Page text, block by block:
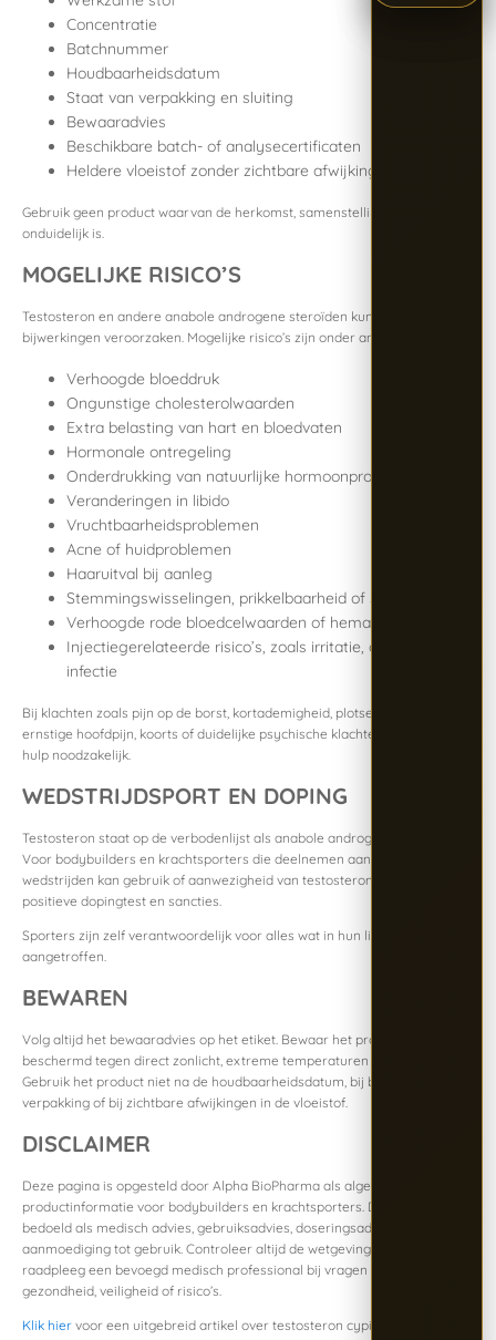
Concentratie
Batchnummer
Houdbaarheidsdatum
Staat van verpakking en sluiting
Bewaaradvies
Beschikbare batch- of analysecertificaten
Heldere vloeistof zonder zichtbare afwijkingen
Gebruik geen product waarvan de herkomst, samenstelling of kwaliteit
onduidelijk is.
MOGELIJKE RISICO’S
Testosteron en andere anabole androgene steroïden kunnen serieuze
bijwerkingen veroorzaken. Mogelijke risico’s zijn onder andere:
Verhoogde bloeddruk
Ongunstige cholesterolwaarden
Extra belasting van hart en bloedvaten
Hormonale ontregeling
Onderdrukking van natuurlijke hormoonproductie
Veranderingen in libido
Vruchtbaarheidsproblemen
Acne of huidproblemen
Haaruitval bij aanleg
Stemmingswisselingen, prikkelbaarheid of somberheid
Verhoogde rode bloedcelwaarden of hematocriet
Injectiegerelateerde risico’s, zoals irritatie, ontsteking of
infectie
Bij klachten zoals pijn op de borst, kortademigheid, plotselinge zwelling,
ernstige hoofdpijn, koorts of duidelijke psychische klachten is medische
hulp noodzakelijk.
WEDSTRIJDSPORT EN DOPING
Testosteron staat op de verbodenlijst als anabole androgene steroïde.
Voor bodybuilders en krachtsporters die deelnemen aan gecontroleerde
wedstrijden kan gebruik of aanwezigheid van testosteron leiden tot een
positieve dopingtest en sancties.
Sporters zijn zelf verantwoordelijk voor alles wat in hun lichaam wordt
aangetroffen.
BEWAREN
Volg altijd het bewaaradvies op het etiket. Bewaar het product
beschermd tegen direct zonlicht, extreme temperaturen en vervuiling.
Gebruik het product niet na de houdbaarheidsdatum, bij beschadigde
verpakking of bij zichtbare afwijkingen in de vloeistof.
DISCLAIMER
Deze pagina is opgesteld door Alpha BioPharma als algemene
productinformatie voor bodybuilders en krachtsporters. De inhoud is niet
bedoeld als medisch advies, gebruiksadvies, doseringsadvies of
aanmoediging tot gebruik. Controleer altijd de wetgeving in uw land en
raadpleeg een bevoegd medisch professional bij vragen over
gezondheid, veiligheid of risico’s.
Klik hier voor een uitgebreid artikel over testosteron cypionate.